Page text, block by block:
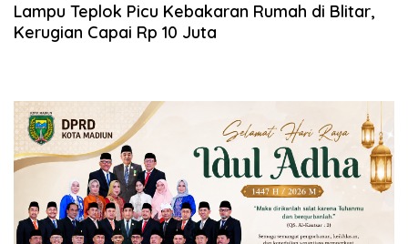
Lampu Teplok Picu Kebakaran Rumah di Blitar,
Kerugian Capai Rp 10 Juta